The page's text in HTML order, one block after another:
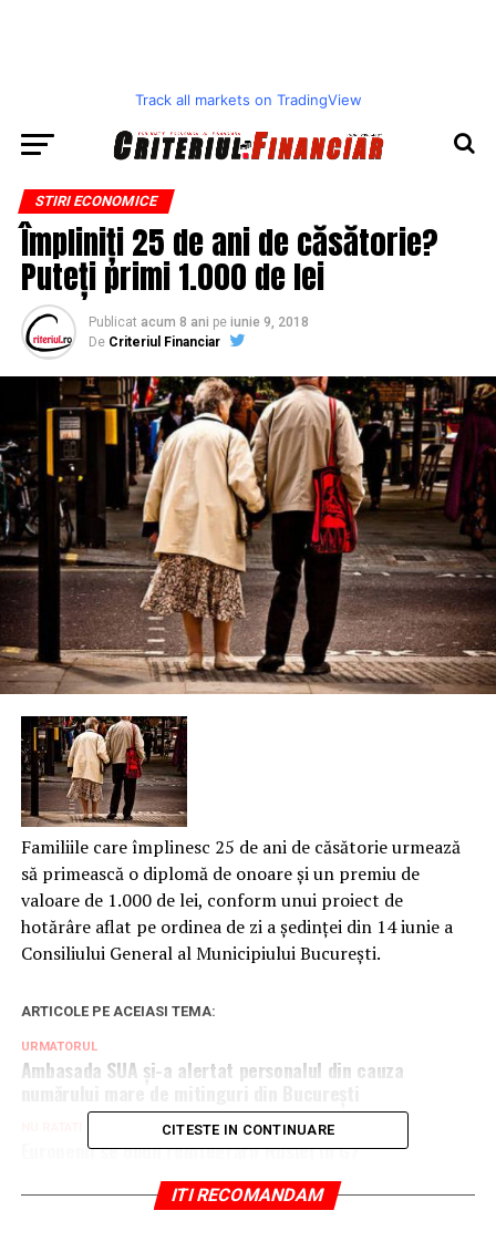
Track all markets on TradingView
STIRI ECONOMICE
Împliniți 25 de ani de căsătorie?
Puteți primi 1.000 de lei
Publicat acum 8 ani pe iunie 9, 2018
De Criteriul Financiar
Familiile care împlinesc 25 de ani de căsătorie urmează
să primească o diplomă de onoare şi un premiu de
valoare de 1.000 de lei, conform unui proiect de
hotărâre aflat pe ordinea de zi a şedinţei din 14 iunie a
Consiliului General al Municipiului Bucureşti.
ARTICOLE PE ACEIASI TEMA:
URMATORUL
Ambasada SUA și-a alertat personalul din cauza
Europenii se opun reintegrării Rusiei în G7
CITESTE IN CONTINUARE
ITI RECOMANDAM